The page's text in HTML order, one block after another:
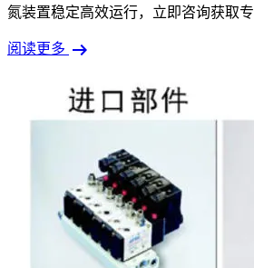
氮装置稳定高效运行，立即咨询获取专
阅读更多 arrow_right_alt